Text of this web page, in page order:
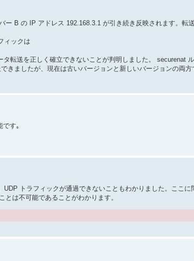
ー B の IP アドレス 192.168.3.1 が引き続き反映されます。転
ィックは
転送を正しく確立できないことが判明しました。 securenat
きましたが、現在は古いバージョンと新しいバージョンの両方
です｡
トラフィックが通過できないこともわかりました。ここに
は不可能であることがわかります。